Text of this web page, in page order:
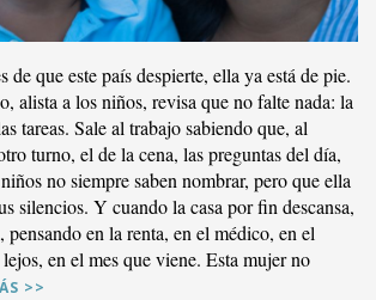
de que este país despierte, ella ya está de pie.
alista a los niños, revisa que no falte nada: la
tareas. Sale al trabajo sabiendo que, al
turno, el de la cena, las preguntas del día,
no siempre saben nombrar, pero que ella
silencios. Y cuando la casa por fin descansa,
pensando en la renta, en el médico, en el
en el mes que viene. Esta mujer no
>>